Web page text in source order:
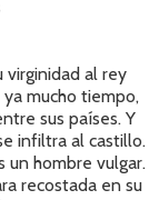
virginidad al rey
mucho tiempo,
sus países. Y
infiltra al castillo.
un hombre vulgar.
recostada en su